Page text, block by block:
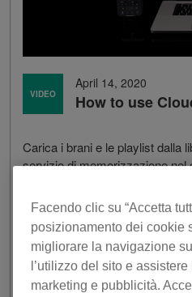
VIDEO
April 14, 2020
How to use
Carica i brani e le playlist dalla
servizio di memorizzazione nel
playlist per un’esibizione,
con la libreria nel cloud e
la riproduzione in loco.
* Serve un account utente
Facendo clic su “Accetta
posizionamento dei cookie
migliorare la navigazione
l’utilizzo del sito e
marketing e pubblicità.